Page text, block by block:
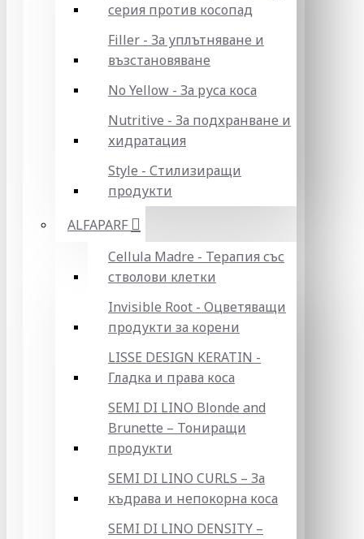
серия против косопад
Filler - За уплътняване и
възстановяване
No Yellow - За руса коса
Nutritive - За подхранване и
хидратация
Style - Стилизиращи
продукти
ALFAPARF
Cellula Madre - Терапия със
стволови клетки
Invisible Root - Оцветяващи
продукти за корени
LISSE DESIGN KERATIN -
Гладка и права коса
SEMI DI LINO Blonde and
Brunette – Тониращи
продукти
SEMI DI LINO CURLS – За
къдрава и непокорна коса
SEMI DI LINO DENSITY –